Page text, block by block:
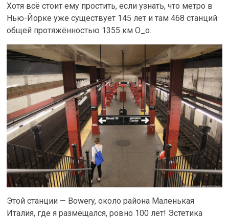
Хотя всё стоит ему простить, если узнать, что метро в
Нью-Йорке уже существует 145 лет и там 468 станций
общей протяжённостью 1355 км O_o.
Этой станции — Bowery, около района Маленькая
Италия, где я размещался, ровно 100 лет! Эстетика